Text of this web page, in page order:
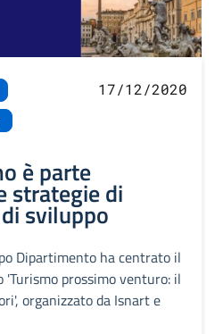
17/12/2020
è parte
strategie di
sviluppo
Dipartimento ha centrato il
prossimo venturo: il
organizzato da Isnart e